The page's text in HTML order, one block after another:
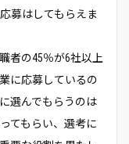
募はしてもらえま
者の45％が6社以上
に応募しているの
選んでもらうのは
てもらい、選考に